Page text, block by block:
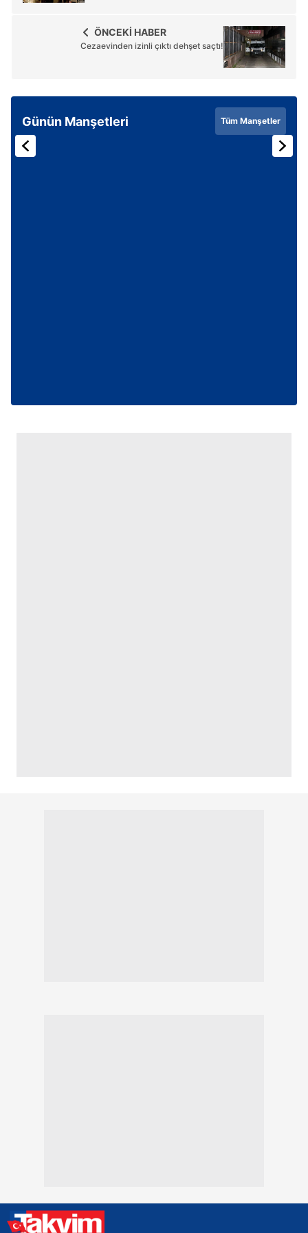
ilgili mevzuata uygun olarak kullanılan çerezlerle ilgili bilgi
almak için lütfentıklayınız.
ÖNCEKİ HABER
Cezaevinden izinli çıktı dehşet saçtı!
Günün Manşetleri Tüm Manşetler